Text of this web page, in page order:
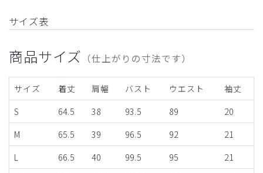
サイズ表
商品サイズ （仕上がりの寸法です）
サイズ 着丈 肩幅 バスト ウエスト
袖丈
S
64.5 38 93.5 89
20
M
65.5 39 96.5 92
21
L
66.5 40 99.5 95
21